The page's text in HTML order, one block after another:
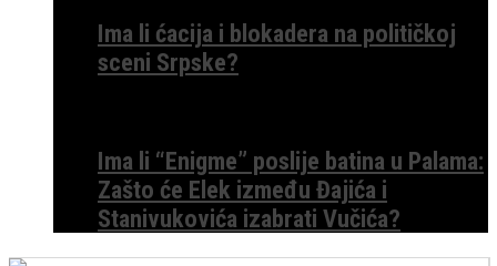
Ima li ćacija i blokadera na političkoj
sceni Srpske?
Ima li “Enigme” poslije batina u Palama:
Zašto će Elek između Đajića i
Stanivukovića izabrati Vučića?